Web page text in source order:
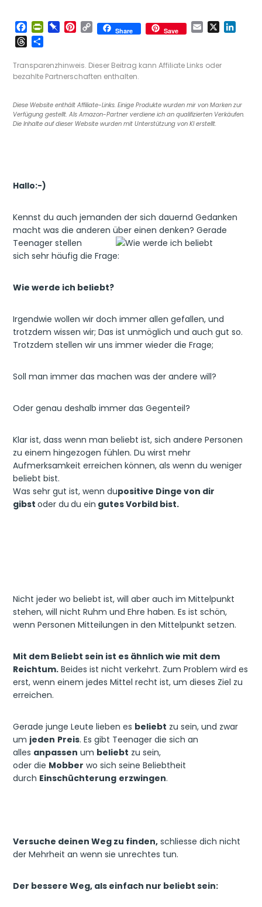
F
a
c
e
b
k
P
n
t
i
e
P
b
o
d
P
t
e
s
t
C
o
y
L
k
Share Save
E
X
n
T
r
e
d
s
i
l
n
Transparenzhinweis. Dieser Beitrag kann Affiliate Links oder
bezahlte Partnerschaften enthalten.
Diese Website enthält Affiliate-Links. Einige Produkte wurden mir von Marken zur
Verfügung gestellt. Als Amazon-Partner verdiene ich an qualifizierten Verkäufen.
Die Inhalte auf dieser Website wurden mit Unterstützung von KI erstellt.
Hallo:-)
Kennst du auch jemanden der sich dauernd Gedanken
macht was die anderen über einen denken?Gerade
Teenager stellen
sich sehr häufig die Frage:
Wie werde ich beliebt?
Irgendwie wollen wir doch immer allen gefallen, und
trotzdem wissen wir; Das ist unmöglich und auch gut so.
Trotzdem stellen wir uns immer wieder die Frage;
Soll man immer das machen was der andere will?
Oder genau deshalb immer das Gegenteil?
Klar ist, dass wenn man beliebt ist, sich andere Personen
zu einem hingezogen fühlen. Du wirst mehr
Aufmerksamkeit erreichen können, als wenn du weniger
beliebt bist.
Was sehr gut ist, wenn dupositive Dinge von dir
gibstoder du du ein gutes Vorbild bist.
Nicht jeder wo beliebt ist, will aber auch im Mittelpunkt
stehen, will nicht Ruhm und Ehre haben. Es ist schön,
wenn Personen Mitteilungen in den Mittelpunkt setzen.
Mit dem Beliebt sein ist es ähnlich wie mit dem
Reichtum. Beides ist nicht verkehrt. Zum Problem wird es
erst, wenn einem jedes Mittel recht ist, um dieses Ziel zu
erreichen.
Gerade junge Leute lieben es beliebt zu sein, und zwar
um jeden Preis. Es gibt Teenager die sich an
alles anpassen um beliebt zu sein,
oder die Mobber wo sich seine Beliebtheit
durch Einschüchterung erzwingen.
Versuche deinen Weg zu finden, schliesse dich nicht
der Mehrheit an wenn sie unrechtes tun.
Der bessere Weg, als einfach nur beliebt sein: